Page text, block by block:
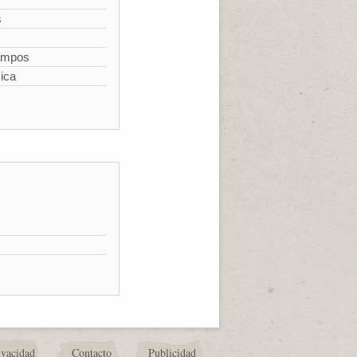
Contacto Publicidad